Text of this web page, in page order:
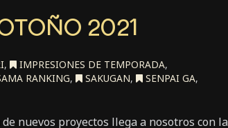
2021
, IMPRESIONES DE TEMPORADA,
RANKING, SAKUGAN, SENPAI GA,
nuevos proyectos llega a nosotros con la